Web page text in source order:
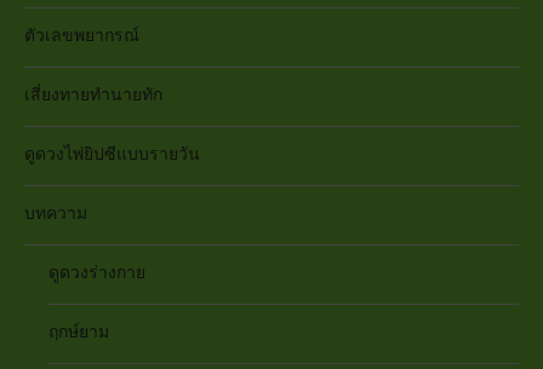
ตัวเลขพยากรณ์
เสี่ยงทายทำนายทัก
ดูดวงไพ่ยิปซีแบบรายวัน
บทความ
ดูดวงร่างกาย
ฤกษ์ยาม